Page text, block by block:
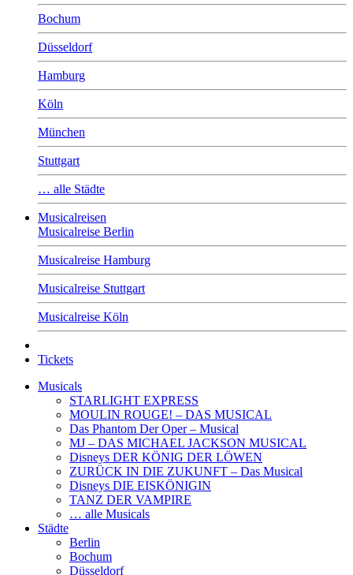
Bochum
Düsseldorf
Hamburg
Köln
München
Stuttgart
… alle Städte
Musicalreisen
Musicalreise Berlin
Musicalreise Hamburg
Musicalreise Stuttgart
Musicalreise Köln
Tickets
Musicals
STARLIGHT EXPRESS
MOULIN ROUGE! – DAS MUSICAL
Das Phantom Der Oper – Musical
MJ – DAS MICHAEL JACKSON MUSICAL
Disneys DER KÖNIG DER LÖWEN
ZURÜCK IN DIE ZUKUNFT – Das Musical
Disneys DIE EISKÖNIGIN
TANZ DER VAMPIRE
… alle Musicals
Städte
Berlin
Bochum
Düsseldorf